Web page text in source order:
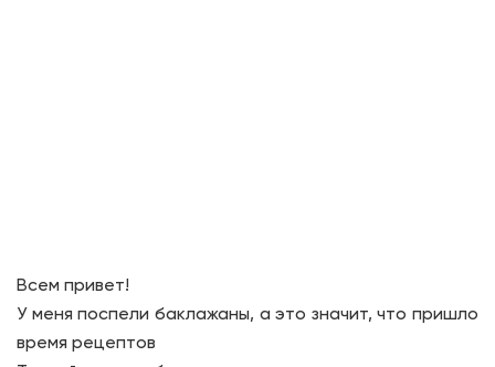
Всем привет!
У меня поспели баклажаны, а это значит, что пришло
время рецептов